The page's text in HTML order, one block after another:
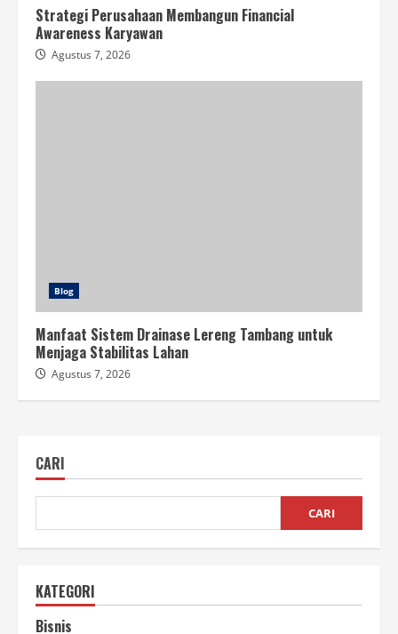
Strategi Perusahaan Membangun Financial
Awareness Karyawan
Agustus 7, 2026
Blog
Manfaat Sistem Drainase Lereng Tambang untuk
Menjaga Stabilitas Lahan
Agustus 7, 2026
CARI
CARI
KATEGORI
Bisnis